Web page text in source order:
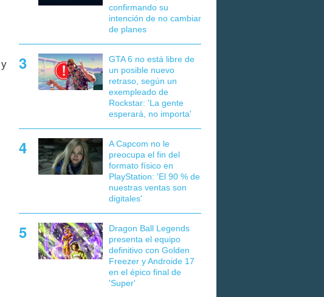
y
confirmando su
intención de no cambiar
de planes
GTA 6 no está libre de
un posible nuevo
retraso, según un
exempleado de
Rockstar: 'La gente
esperará, no importa'
A Capcom no le
preocupa el fin del
formato físico en
PlayStation: 'El 90 % de
nuestras ventas son
digitales'
Dragon Ball Legends
presenta el equipo
definitivo con Golden
Freezer y Androide 17
en el épico final de
'Super'